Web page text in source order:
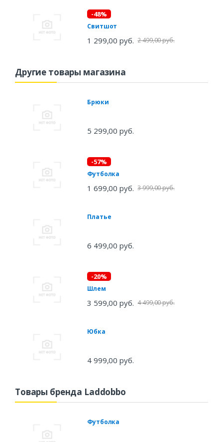
-48%
Свитшот
1 299,00 руб. 2 499,00 руб.
Другие товары магазина
Брюки
5 299,00 руб.
-57%
Футболка
1 699,00 руб. 3 999,00 руб.
Платье
6 499,00 руб.
-20%
Шлем
3 599,00 руб. 4 499,00 руб.
Юбка
4 999,00 руб.
Товары бренда Laddobbo
Футболка